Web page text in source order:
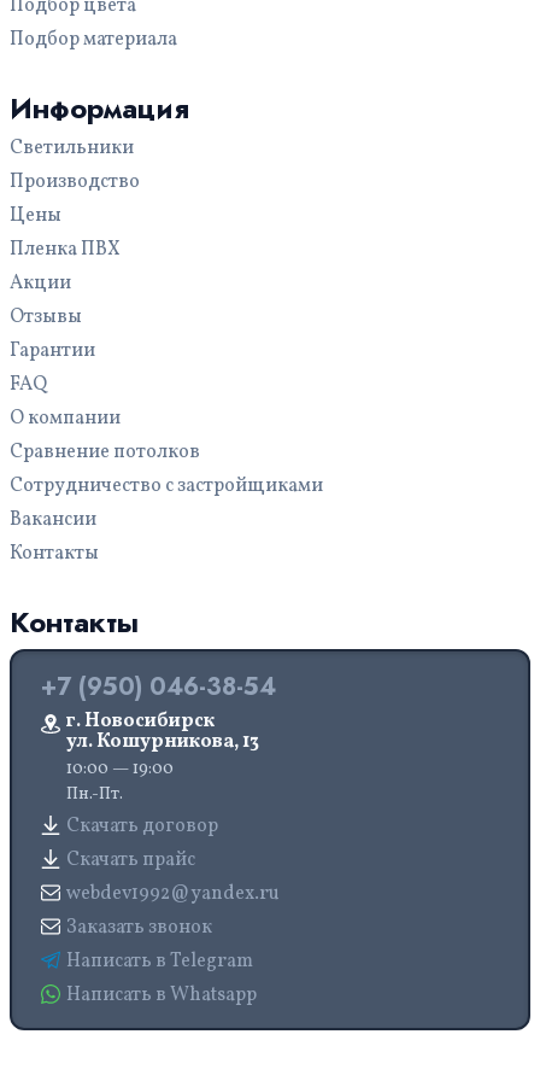
На кухню
Для бассейна
С трековыми светильниками
С рисунком
Многоуровневые
Подбор цвета
Подбор материала
Информация
Светильники
Производство
Цены
Пленка ПВХ
Акции
Отзывы
Гарантии
FAQ
О компании
Сравнение потолков
Сотрудничество с застройщиками
Вакансии
Контакты
Контакты
+7 (950) 046-38-54
г. Новосибирск
ул. Кошурникова, 13
10:00 — 19:00
Пн.-Пт.
Скачать договор
Скачать прайс
webdev1992@yandex.ru
Заказать звонок
Написать в Telegram
Написать в Whatsapp